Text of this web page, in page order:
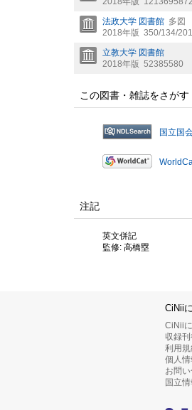
法政大学 図書館 多図
2018年版 350/134/
立教大学 図書館
2018年版 52385580
この図書・雑誌をさがす
国立国
注記
英文併記
監修: 高橋塁
CiNii
CiNii
収録
利用
個人
お問
国立